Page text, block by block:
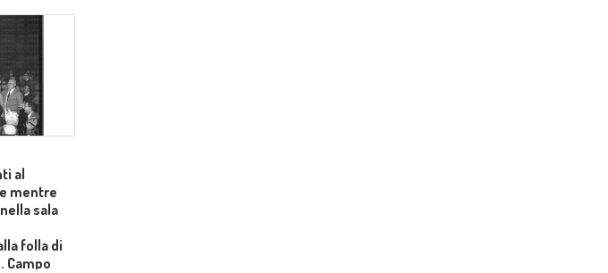
al
mentre
sala
folla di
Campo